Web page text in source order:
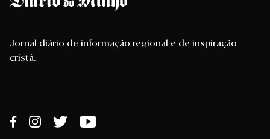
Jornal diário de informação regional e de inspiração
cristã.